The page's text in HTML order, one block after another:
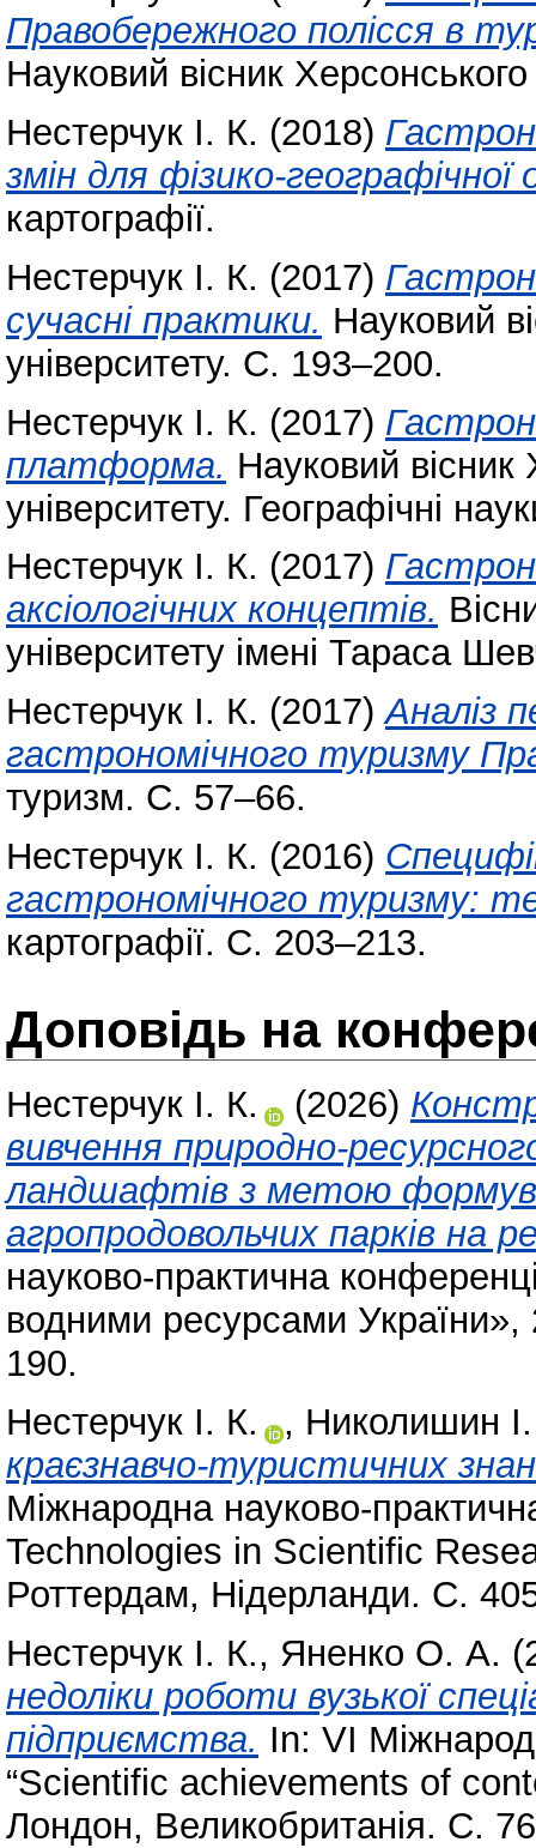
Правобережного полісся в
Науковий вісник
Нестерчук І. К. (2018)
змін для фізико-географічної
картографії.
Нестерчук І. К. (2017)
сучасні практики. Науковий
університету. С. 193–200.
Нестерчук І. К. (2017)
платформа. Науковий вісник
університету. Географічні
Нестерчук І. К. (2017)
аксіологічних концептів.
університету імені Тараса
Нестерчук І. К. (2017)Аналіз
гастрономічного туризму
туризм. С. 57–66.
Нестерчук І. К. (2016)
гастрономічного туризму:
картографії. С. 203–213.
Доповідь на
Нестерчук І. К. (2026)
вивчення природно-
ландшафтів з метою
агропродовольчих парків на
науково-практична
водними ресурсами
190.
Нестерчук І. К.
, Николишин
краєзнавчо-туристичних
Міжнародна науково-
Technologies in Scientific
Роттердам, Нідерланди. С.
Нестерчук І. К., Яненко О. А.
недоліки роботи вузької
підприємства. In: VI
“Scientific achievements of
Лондон, Великобританія. С.